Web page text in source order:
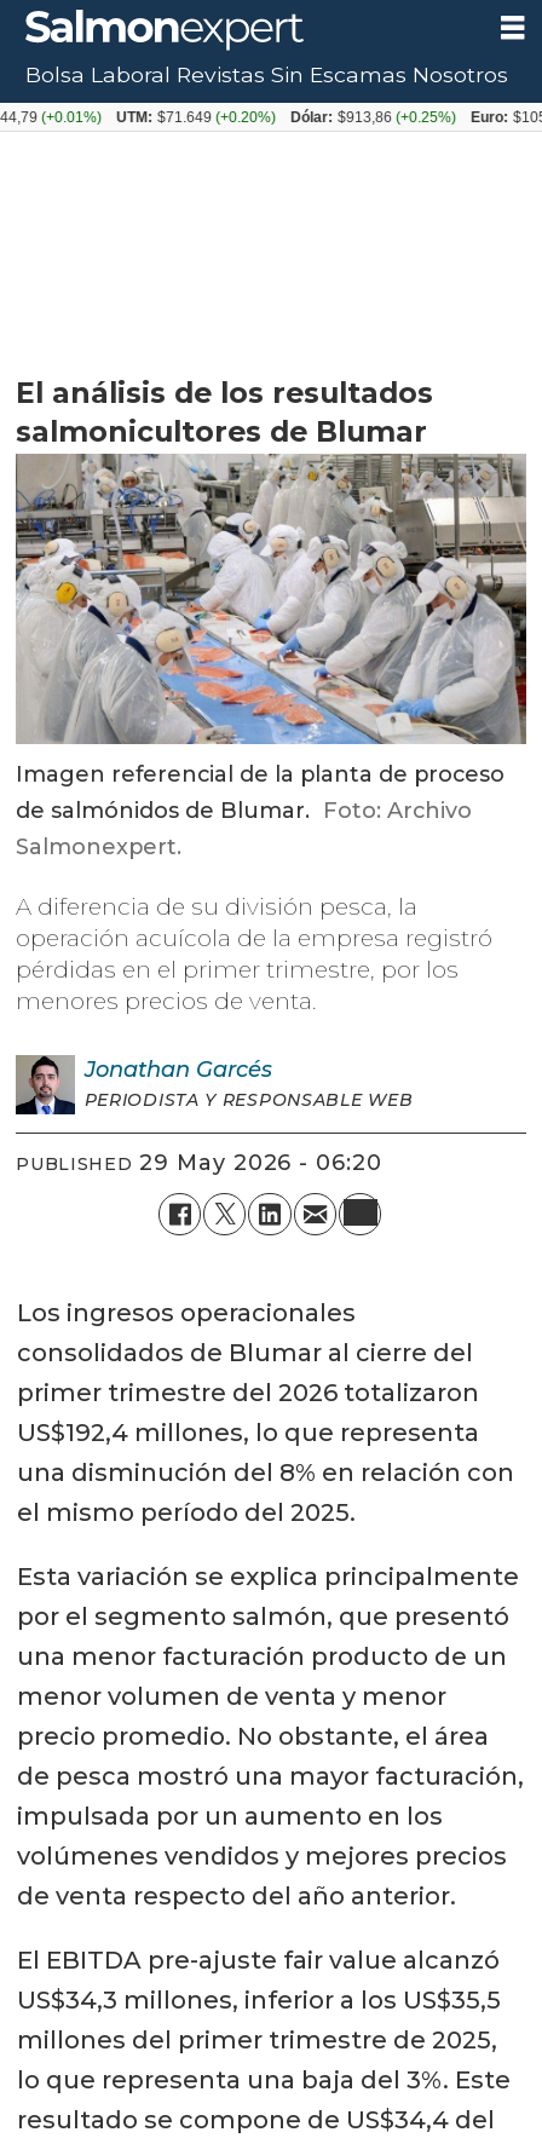
El análisis de los resultados
salmonicultores de Blumar
Imagen referencial de la planta de proceso
de salmónidos de Blumar. Foto: Archivo
Salmonexpert.
A diferencia de su división pesca, la
operación acuícola de la empresa registró
pérdidas en el primer trimestre, por los
menores precios de venta.
Jonathan Garcés
PERIODISTA Y RESPONSABLE WEB
PUBLISHED 29 May 2026 - 06:20
Los ingresos operacionales
consolidados de Blumar al cierre del
primer trimestre del 2026 totalizaron
US$192,4 millones, lo que representa
una disminución del 8% en relación con
el mismo período del 2025.
Esta variación se explica principalmente
por el segmento salmón, que presentó
una menor facturación producto de un
menor volumen de venta y menor
precio promedio. No obstante, el área
de pesca mostró una mayor facturación,
impulsada por un aumento en los
volúmenes vendidos y mejores precios
de venta respecto del año anterior.
El EBITDA pre-ajuste fair value alcanzó
US$34,3 millones, inferior a los US$35,5
millones del primer trimestre de 2025,
lo que representa una baja del 3%. Este
resultado se compone de US$34,4 del
Bolsa Laboral Revistas Sin Escamas Nosotros
UTM: $71.649(+0.20%) Dólar: $913,86(+0.25%) Euro: $1053,08(-